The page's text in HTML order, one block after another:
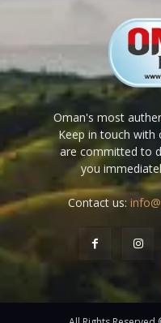
Oman's most
Keep in touch with
are committed to
you
Contact us: